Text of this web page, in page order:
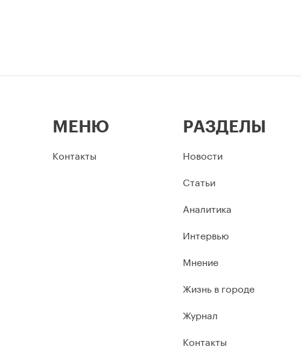
МЕНЮ
Контакты
РАЗДЕЛЫ
Новости
Статьи
Аналитика
Интервью
Мнение
Жизнь в городе
Журнал
Контакты